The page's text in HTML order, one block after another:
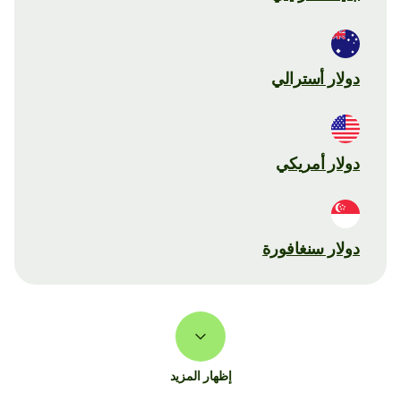
دولار أسترالي
دولار أمريكي
دولار سنغافورة
إظهار المزيد